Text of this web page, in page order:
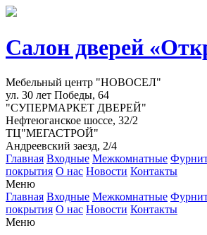
Салон дверей
Мебельный центр "НОВОСЕЛ"
ул. 30 лет Победы, 64
"СУПЕРМАРКЕТ ДВЕРЕЙ"
Нефтеюганское шоссе, 32/2
ТЦ"МЕГАСТРОЙ"
Андреевский заезд, 2/4
Главная Входные Межкомнатные
покрытия О нас Новости Контакты
Меню
Главная Входные Межкомнатные
покрытия О нас Новости Контакты
Меню